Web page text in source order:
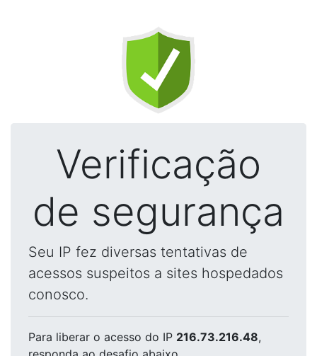
Verificação
de segurança
Seu IP fez diversas tentativas de
acessos suspeitos a sites hospedados
conosco.
Para liberar o acesso do IP 216.73.216.48,